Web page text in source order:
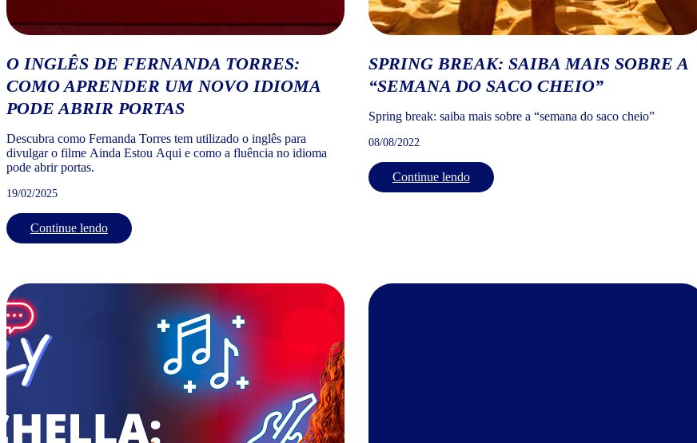
O INGLÊS DE FERNANDA TORRES:
COMO APRENDER UM NOVO IDIOMA
PODE ABRIR PORTAS
Descubra como Fernanda Torres tem utilizado o inglês para
divulgar o filme Ainda Estou Aqui e como a fluência no idioma
pode abrir portas.
19/02/2025
Continue lendo
SPRING BREAK: SAIBA MAIS SOBRE A
“SEMANA DO SACO CHEIO”
Spring break: saiba mais sobre a “semana do saco cheio”
08/08/2022
Continue lendo